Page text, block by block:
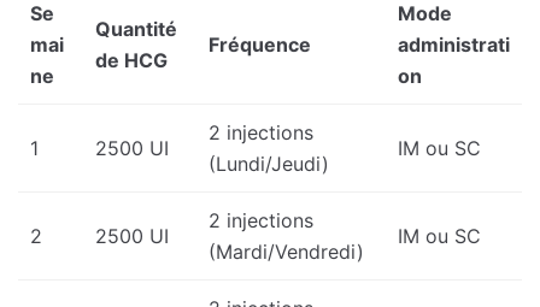
Se
mai
ne
Quantité
de HCG
Fréquence
Mode
administrati
on
1 2500 UI
2 injections
(Lundi/Jeudi)
IM ou SC
2 2500 UI
2 injections
(Mardi/Vendredi)
IM ou SC